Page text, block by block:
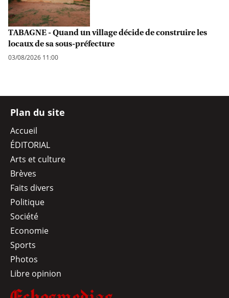
TABAGNE - Quand un village décide de construire les
locaux de sa sous-préfecture
03/08/2026 11:00
Plan du site
Accueil
ÉDITORIAL
Arts et culture
Brèves
Faits divers
Politique
Société
Economie
Sports
Photos
Libre opinion